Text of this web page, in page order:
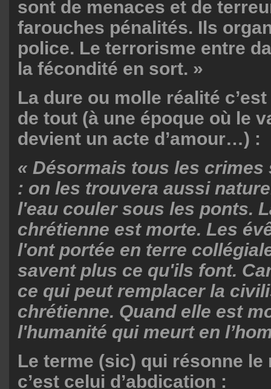
sont de menaces et de
farouches pénalités. Ils
police. Le terrorisme entre
la fécondité en sort. »
La dure ou molle réalité
de tout (à une époque où le
devient un acte d’amour…) :
« Désormais tous les
: on les trouvera aussi
l'eau couler sous les ponts.
chrétienne est morte. Les
l'ont portée en terre
savent plus ce qu'ils font.
ce qui peut remplacer la
chrétienne. Quand elle est
l'humanité qui meurt en
Le terme (sic) qui résonne le
c’est celui d’abdication :